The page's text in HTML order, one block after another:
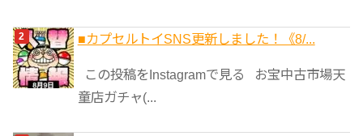
■カプセルトイSNS更新しました！《8/...
この投稿をInstagramで見る お宝中古市場天
童店ガチャ(...